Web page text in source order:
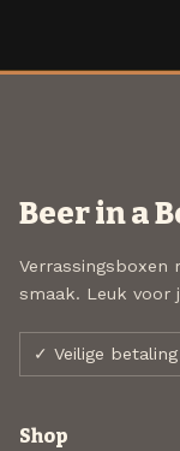
Beer in a
Verrassingsboxen
smaak. Leuk voor
✓ Veilige betaling
Shop